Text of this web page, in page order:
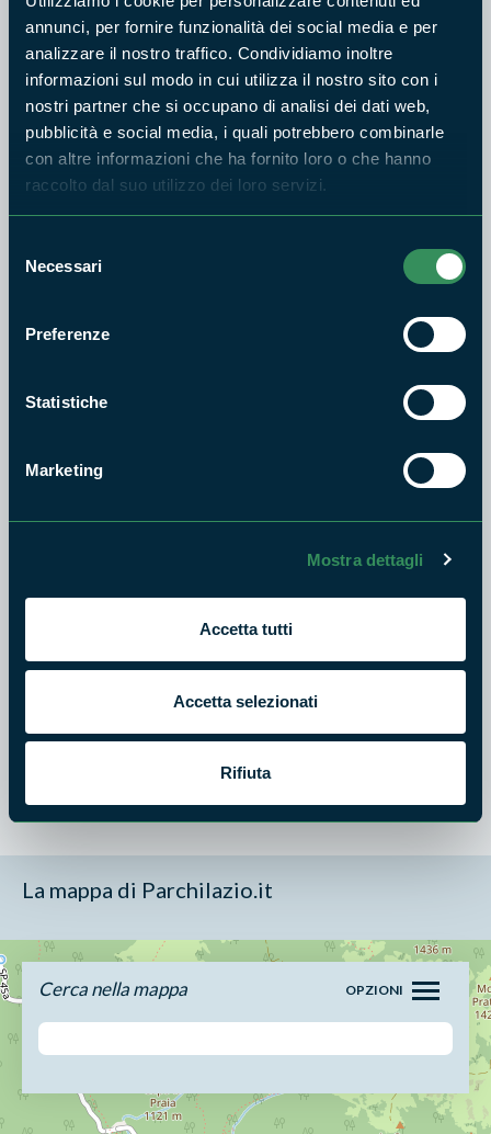
annunci, per fornire funzionalità dei social media e per
analizzare il nostro traffico. Condividiamo inoltre
informazioni sul modo in cui utilizza il nostro sito con i
nostri partner che si occupano di analisi dei dati web,
pubblicità e social media, i quali potrebbero combinarle
con altre informazioni che ha fornito loro o che hanno
raccolto dal suo utilizzo dei loro servizi.
delNecessari
Preferenze
Statistiche
Marketing
Mostra dettagli
Accetta tutti
Accetta selezionati
Rifiuta
Laboratorio didattico "Le Mani in Pasta'': tecniche di
preparazione della pasta tradizionale di Jenne 'Ndremmappi'
eseguendo tutte le fasi fino ad ottenere il prodotto finale,
Appuntamento ore 9:00 sede del Parco - Jenne (RM)
Luogo: Borgo di Jenne Comune: Jenne (RM)
Organizzatore: Parco Monti Simbruini
La mappa di Parchilazio.it
Cerca nella mappa OPZIONI